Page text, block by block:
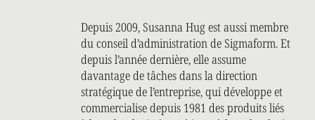
Depuis 2009, Susanna Hug est aussi membre
du conseil d’administration de Sigmaform. Et
depuis l’année dernière, elle assume
davantage de tâches dans la direction
stratégique de l’entreprise, qui développe et
commercialise depuis 1981 des produits liés